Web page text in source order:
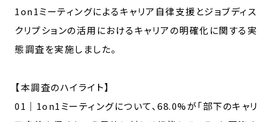
1on1ミーティングによるキャリア自律支援とジョブディス
クリプションの活用におけるキャリアの明確化に関する実
態調査を実施しました。
【本調査のハイライト】
01｜1on1ミーティングについて、68.0%が「部下のキャリ